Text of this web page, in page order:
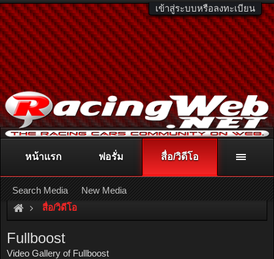
เข้าสู่ระบบหรือลงทะเบียน
ติดต่อลงโฆษณา racingweb@gmail.comหรือโทร. 081-811-1138
หรืออ่านรายละเอียดเพิ่มเติม คลิกที่นี่
สื่อ/วิดีโอ
Fullboost
Video Gallery of Fullboost
หน้าแรก ฟอรั่ม สื่อ/วิดีโอ
Search Media New Media